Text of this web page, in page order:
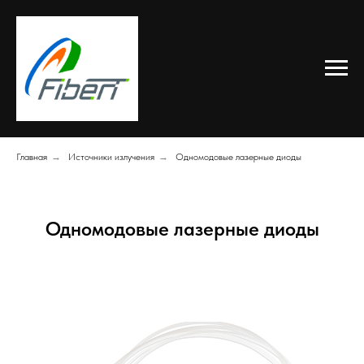
Главная → Источники излучения → Одномодовые лазерные диоды
Одномодовые лазерные диоды